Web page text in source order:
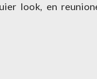
look, en